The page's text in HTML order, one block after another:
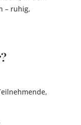
– ruhig,